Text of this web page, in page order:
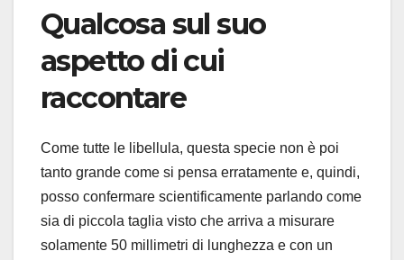
Qualcosa sul suo
aspetto di cui
raccontare
Come tutte le libellula, questa specie non è poi
tanto grande come si pensa erratamente e, quindi,
posso confermare scientificamente parlando come
sia di piccola taglia visto che arriva a misurare
solamente 50 millimetri di lunghezza e con un